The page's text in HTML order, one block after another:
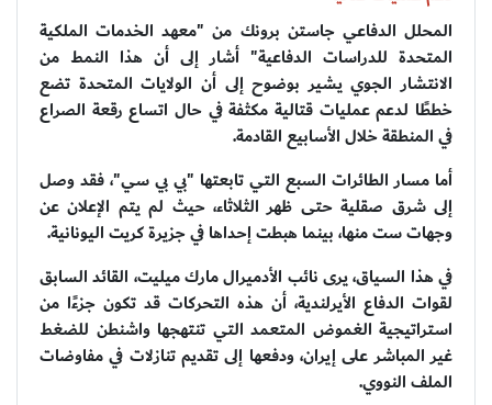
المحلل الدفاعي جاستن برونك من "معهد الخدمات الملكية
المتحدة للدراسات الدفاعية" أشار إلى أن هذا النمط من
الانتشار الجوي يشير بوضوح إلى أن الولايات المتحدة تضع
خططًا لدعم عمليات قتالية مكثفة في حال اتساع رقعة الصراع
في المنطقة خلال الأسابيع القادمة.
أما مسار الطائرات السبع التي تابعتها "بي بي سي"، فقد وصل
إلى شرق صقلية حتى ظهر الثلاثاء، حيث لم يتم الإعلان عن
وجهات ست منها، بينما هبطت إحداها في جزيرة كريت اليونانية.
في هذا السياق، يرى نائب الأدميرال مارك ميليت، القائد السابق
لقوات الدفاع الأيرلندية، أن هذه التحركات قد تكون جزءًا من
استراتيجية الغموض المتعمد التي تنتهجها واشنطن للضغط
غير المباشر على إيران، ودفعها إلى تقديم تنازلات في مفاوضات
الملف النووي.